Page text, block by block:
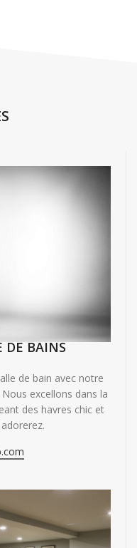
DE BAINS
de bain avec notre
excellons dans la
des havres chic et